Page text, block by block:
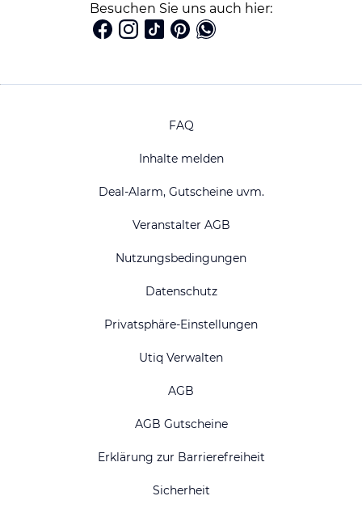
Besuchen Sie uns auch hier:
FAQ
Inhalte melden
Deal-Alarm, Gutscheine uvm.
Veranstalter AGB
Nutzungsbedingungen
Datenschutz
Privatsphäre-Einstellungen
Utiq Verwalten
AGB
AGB Gutscheine
Erklärung zur Barrierefreiheit
Sicherheit